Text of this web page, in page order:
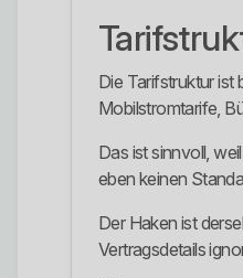
Die Tarifstruktur ist
Mobilstromtarife,
Das ist sinnvoll,
eben keinen
Der Haken ist
Vertragsdetails